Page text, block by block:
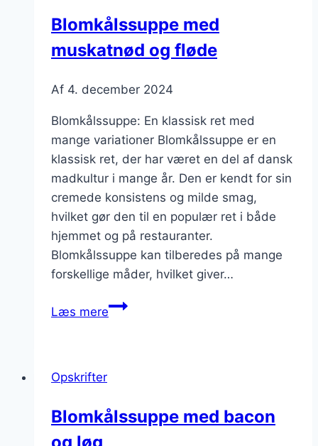
Blomkålssuppe med
muskatnød og fløde
Af 4. december 2024
Blomkålssuppe: En klassisk ret med
mange variationer Blomkålssuppe er en
klassisk ret, der har været en del af dansk
madkultur i mange år. Den er kendt for sin
cremede konsistens og milde smag,
hvilket gør den til en populær ret i både
hjemmet og på restauranter.
Blomkålssuppe kan tilberedes på mange
forskellige måder, hvilket giver…
Læs mereBlomkålssuppe
Opskrifter
Blomkålssuppe med bacon